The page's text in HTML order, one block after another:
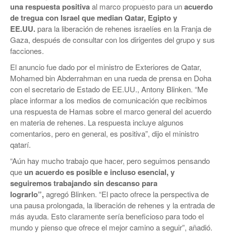
una respuesta positivaal marco propuesto para unacuerdo
de tregua con Israel que median Qatar, Egipto y
EE.UU.para la liberación de rehenes israelíes en la Franja de
Gaza, después de consultar con los dirigentes del grupo y sus
facciones.
El anuncio fue dado por el ministro de Exteriores de Qatar,
Mohamed bin Abderrahman en una rueda de prensa en Doha
con el secretario de Estado de EE.UU., Antony Blinken. “Me
place informar a los medios de comunicación que recibimos
una respuesta de Hamas sobre el marco general del acuerdo
en materia de rehenes. La respuesta incluye algunos
comentarios, pero en general, es positiva”, dijo el ministro
qatarí.
“Aún hay mucho trabajo que hacer, pero seguimos pensando
que un acuerdo es posible e incluso esencial, y
seguiremos trabajando sin descanso para
lograrlo”,agregó Blinken. “El pacto ofrece la perspectiva de
una pausa prolongada, la liberación de rehenes y la entrada de
más ayuda. Esto claramente sería beneficioso para todo el
mundo y pienso que ofrece el mejor camino a seguir”, añadió.